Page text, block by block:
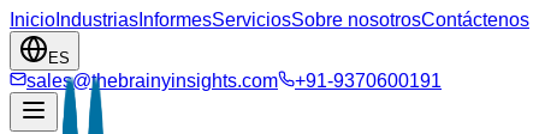
Inicio Industrias InformesServiciosSobre nosotrosContáctenos
ES
sales@thebrainyinsights.com +91-9370600191